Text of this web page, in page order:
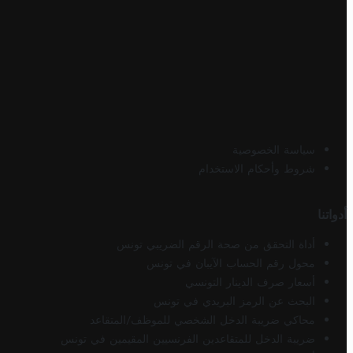
سياسة الخصوصية
شروط وأحكام الاستخدام
أدواتنا
أداة التحقق من صحة الرقم الضريبي تونس
محول رقم الحساب الآيبان في تونس
أسعار صرف الدينار التونسي
البحث عن الرمز البريدي في تونس
محاكي ضريبة الدخل الشخصي للموظف/المتقاعد
ضريبة الدخل للمتقاعدين الفرنسيين المقيمين في تونس